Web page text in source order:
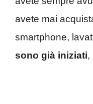
avete mai
smartphone,
sono già iniziati,